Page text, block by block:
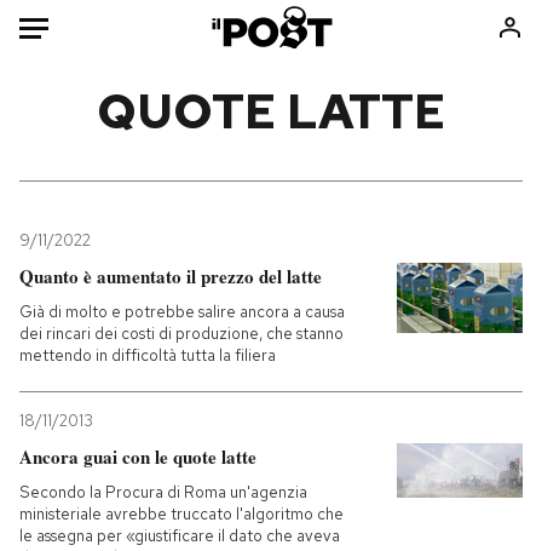
Mondo
Politica
Tecnologia
Internet
Cultura
Economia
Sport
Consumismi
Storie/Idee
Ok Boomer!
Mondiali calcio 2026
QUOTE LATTE
9/11/2022
Quanto è aumentato il prezzo del latte
Già di molto e potrebbe salire ancora a causa
dei rincari dei costi di produzione, che stanno
mettendo in difficoltà tutta la filiera
18/11/2013
Ancora guai con le quote latte
Secondo la Procura di Roma un'agenzia
ministeriale avrebbe truccato l'algoritmo che
le assegna per «giustificare il dato che aveva